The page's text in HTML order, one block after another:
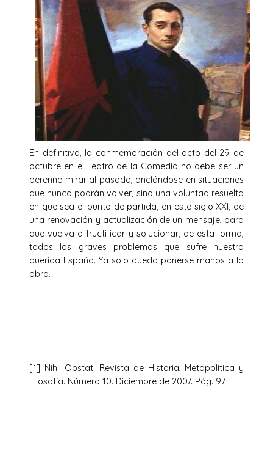
En definitiva, la conmemoración del acto del 29 de
octubre en el Teatro de la Comedia no debe ser un
perenne mirar al pasado, anclándose en situaciones
que nunca podrán volver, sino una voluntad resuelta
en que sea el punto de partida, en este siglo XXI, de
una renovación y actualización de un mensaje, para
que vuelva a fructificar y solucionar, de esta forma,
todos los graves problemas que sufre nuestra
querida España. Ya solo queda ponerse manos a la
obra.
[1] Nihil Obstat. Revista de Historia, Metapolítica y
Filosofía. Número 10. Diciembre de 2007. Pág. 97